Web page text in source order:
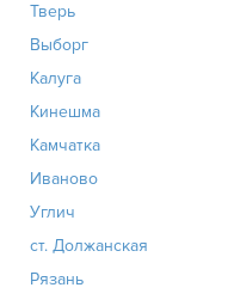
Тверь
Выборг
Калуга
Кинешма
Камчатка
Иваново
Углич
ст. Должанская
Рязань